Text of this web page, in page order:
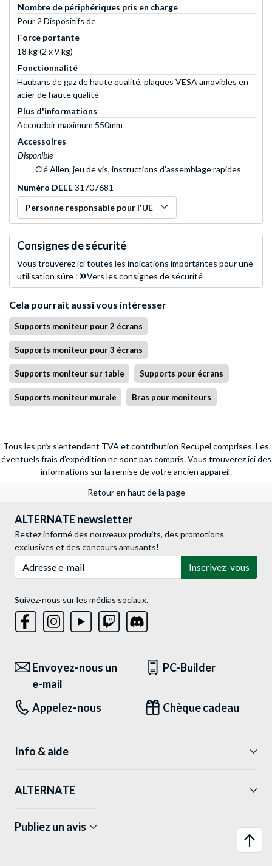
Nombre de périphériques pris en charge
Pour 2 Dispositifs de
Force portante
18 kg (2 x 9 kg)
Fonctionnalité
Haubans de gaz de haute qualité, plaques VESA amovibles en
acier de haute qualité
Plus d'informations
Accoudoir maximum 550mm
Accessoires
Disponible
Clé Allen, jeu de vis, instructions d’assemblage rapides
Numéro DEEE31707681
Personne responsable pour l'UE
Consignes de sécurité
Vous trouverez ici toutes les indications importantes pour une
utilisation sûre :
Vers les consignes de sécurité
Cela pourrait aussi vous intéresser
Supports moniteur pour 2 écrans
Supports moniteur pour 3 écrans
Supports moniteur sur table Supports pour écrans
Supports moniteur murale Bras pour moniteurs
Tous les prix s'entendent TVA et contribution Recupel comprises. Les
éventuels frais d'expédition ne sont pas compris. Vous trouverez ici des
informations sur la remise de votre ancien appareil.
Retour en haut de la page
ALTERNATE newsletter
Restez informé des nouveaux produits, des promotions
exclusives et des concours amusants!
Inscrivez-vous
Suivez-nous sur les médias sociaux.
Envoyez-nous un
e-mail
PC-Builder
Appelez-nous Chèque cadeau
Info & aide
ALTERNATE
Publiez un avis